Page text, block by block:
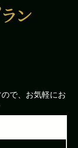
で、お気軽にお